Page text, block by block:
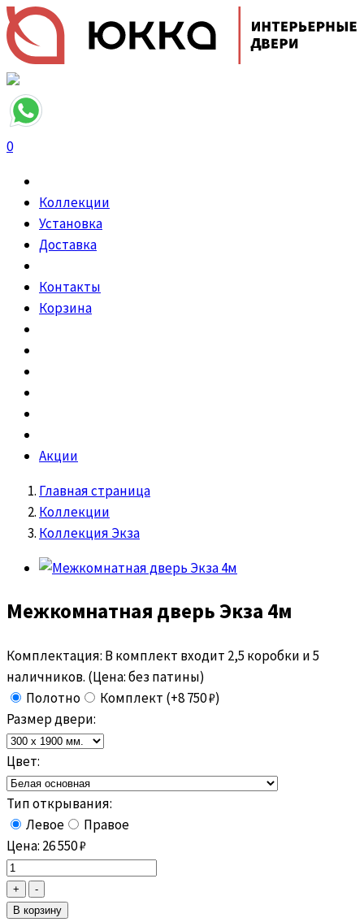
0
Коллекции
Установка
Доставка
Контакты
Корзина
Акции
Главная страница
Коллекции
Коллекция Экза
Межкомнатная дверьЭкза 4м
Комплектация: В комплект входит 2,5 коробки и 5
наличников. (Цена: без патины)
Полотно
Комплект (+8 750 ₽)
Размер двери:
Цвет:
Тип открывания:
Левое
Правое
Цена: 26 550₽